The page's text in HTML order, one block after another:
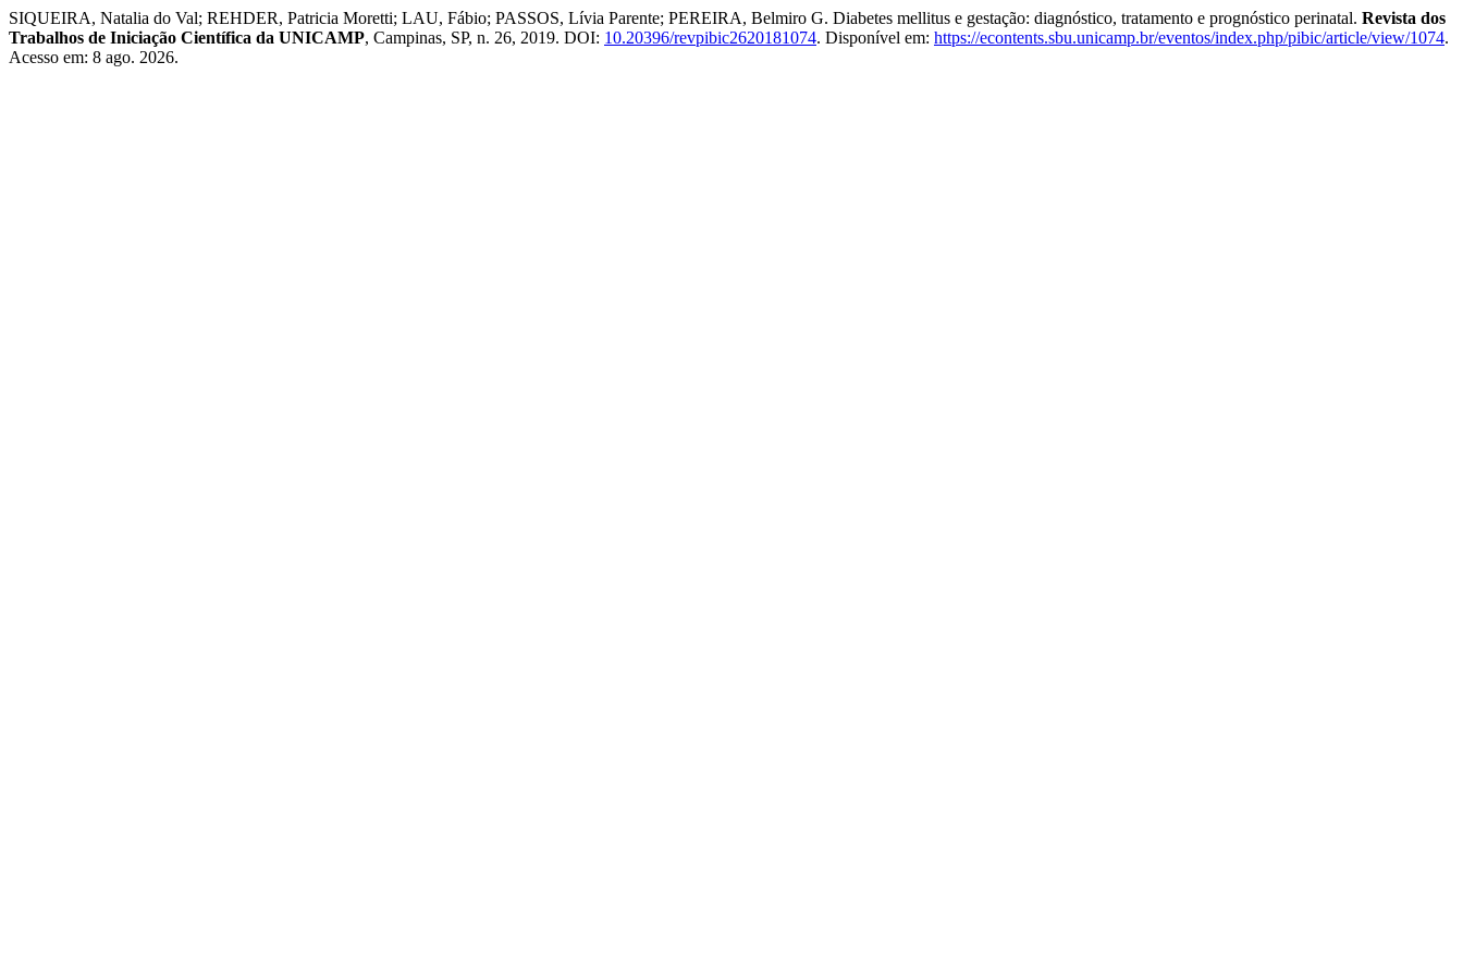
SIQUEIRA, Natalia do Val; REHDER, Patricia Moretti; LAU, Fábio; PASSOS, Lívia Parente; PEREIRA, Belmiro G. Diabetes mellitus e gestação: diagnóstico, tratamento e prognóstico perinatal. Revista dos
Trabalhos de Iniciação Científica da UNICAMP, Campinas, SP, n. 26, 2019. DOI: 10.20396/revpibic2620181074. Disponível em: https://econtents.sbu.unicamp.br/eventos/index.php/pibic/article/view/1074.
Acesso em: 8 ago. 2026.